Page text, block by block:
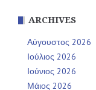
ARCHIVES
Αύγουστος 2026
Ιούλιος 2026
Ιούνιος 2026
Μάιος 2026